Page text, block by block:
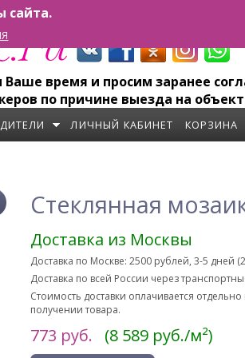
сайта.
время и просим заранее
по причине выезда на
ЛИЧНЫЙ КАБИНЕТ КОРЗИНА
Стеклянная
Доставка из Москвы
Доставка по Москве: 2500 рублей, 3-5 дней
Доставка по всей России через
Стоимость доставки оплачивается
получении товара.
773 руб. (8 589 руб./м²)